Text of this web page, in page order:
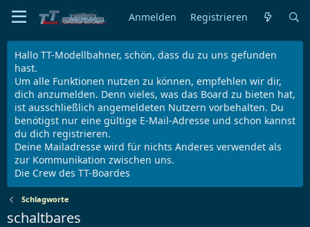
Anmelden Registrieren
Hallo TT-Modellbahner, schön, dass du zu uns gefunden
hast.
Um alle Funktionen nutzen zu können, empfehlen wir dir,
dich anzumelden. Denn vieles, was das Board zu bieten hat,
ist ausschließlich angemeldeten Nutzern vorbehalten. Du
benötigst nur eine gültige E-Mail-Adresse und schon kannst
du dich registrieren.
Deine Mailadresse wird für nichts Anderes verwendet als
zur Kommunikation zwischen uns.
Die Crew des TT-Boardes
Schlagworte
schaltbares